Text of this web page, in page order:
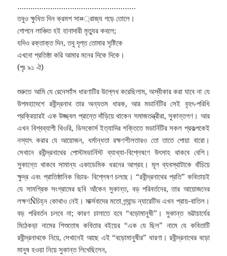
………………………………………………
তবুও ক্ষুধিত দিন ক্রমশ সা¤্রাজ্য গড়ে তোলে।
গোপনে লাঞ্চিত হই হানাদারী মৃত্যুর কবলে;
যদিও রক্তাক্ত দিন, তবু দৃপ্ত তোমার সৃষ্টিকে
এখনো প্রতিষ্ঠা করি আমার মনের দিকে দিকে।
(পৃঃ ৯১ ঐ)
শুরুতে আমি যে রেনেসাাঁস ধারণাটির উল্লেখ করেছিলাম, অস্বীকার করা যাবে না যে
উপমহাদেশে রবীন্দ্রনাথ তার অন্যতম ধারক, আর মডার্নিটির সেই বৃহৎ-পরিধি
প্রক্রিয়ারই এক উজ্জ্বল প্রান্তে দাঁড়িয়ে থাকেন সমাজতন্ত্রীরা, সুকান্তগণ। আর
এখন বিশ্বব্যাপী থিওরি, ডিসকোর্স ইত্যাদির শক্তিতে মডার্নিটির সকল প্রকল্পকেই
নস্যাৎ করার যে আয়োজন, ধর্মান্ধতা রক্ষণশীলতারও তো তাতে পোয়া বারো।
সেখানে রবীন্দ্রনাথের পোস্টমডার্নিস্ট ব্যাখ্যা-বিশ্লেষণে উৎসাহ থাকবে বেশি।
সুকান্তে থাকবে সামান্য একাডেমিক ধরনের আগ্রহ। মূল ব্যবস্থাটাকে বাঁচিয়ে
ক্ষুদ্র এবং প্রাতিষ্ঠানিক বিচার- বিশ্লেষণ চলছে। “রবীন্দ্রনাথের প্রতি” কবিতায়ই
যে সামগ্রিক সংগ্রামের ছবি আঁকেন সুকান্ত, বড় পরিবর্তনের, তার আয়োজনের
লক্ষণÑচিহ্ন কোথাও নেই। মার্ক্সবাদের মতো গ্র্যান্ড ন্যারেটিভ এখন প্রায়-বাতিল।
বড় পরিবর্তন চলবে না; কারণ চালাতে হবে “বড়োমানুষী”। সুকান্ত ভট্টাচার্যের
মিঠেকড়া নামের শিশুতোষ কবিতার বইয়ের “এক যে ছিল” নামে যে কবিতাটি
রবীন্দ্রনাথকে নিয়ে, সেখানেই আছে এই “বড়োমানুষীর” ধারণা। রবীন্দ্রনাথের বড়ো
মানুষ হওয়া নিয়ে সুকান্ত লিখেছিলেন,